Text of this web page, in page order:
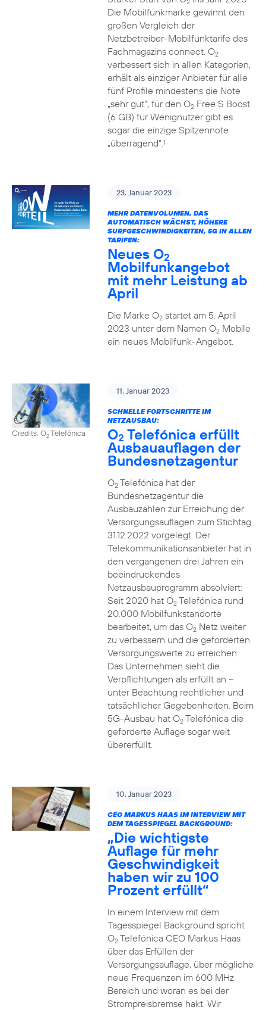
2
Die Mobilfunkmarke gewinnt den
großen Vergleich der
Netzbetreiber-Mobilfunktarife des
Fachmagazins connect. O2
verbessert sich in allen Kategorien,
erhält als einziger Anbieter für alle
fünf Profile mindestens die Note
„sehr gut“, für den O2Free S Boost
(6 GB) für Wenignutzer gibt es
sogar die einzige Spitzennote
„überragend“.1
23. Januar 2023
MEHR DATENVOLUMEN, DAS
AUTOMATISCH WÄCHST, HÖHERE
SURFGESCHWINDIGKEITEN, 5G IN ALLEN
TARIFEN:
Neues O2
Mobilfunkangebot
mit mehr Leistung ab
April
Die Marke O2startet am 5. April
2023 unter dem Namen O2Mobile
ein neues Mobilfunk-Angebot.
Credits: O2Telefónica
11. Januar 2023
SCHNELLE FORTSCHRITTE IM
NETZAUSBAU:
O2 Telefónica erfüllt
Ausbauauflagen der
Bundesnetzagentur
O2Telefónica hat der
Bundesnetzagentur die
Ausbauzahlen zur Erreichung der
Versorgungsauflagen zum Stichtag
31.12.2022 vorgelegt. Der
Telekommunikationsanbieter hat in
den vergangenen drei Jahren ein
beeindruckendes
Netzausbauprogramm absolviert:
Seit 2020 hat O2Telefónica rund
20.000 Mobilfunkstandorte
bearbeitet, um das O2Netz weiter
zu verbessern und die geforderten
Versorgungswerte zu erreichen.
Das Unternehmen sieht die
Verpflichtungen als erfüllt an –
unter Beachtung rechtlicher und
tatsächlicher Gegebenheiten. Beim
5G-Ausbau hat O2Telefónica die
geforderte Auflage sogar weit
übererfüllt.
10. Januar 2023
CEO MARKUS HAAS IM INTERVIEW MIT
DEM TAGESSPIEGEL BACKGROUND:
„Die wichtigste
Auflage für mehr
Geschwindigkeit
haben wir zu 100
Prozent erfüllt“
In einem Interview mit dem
Tagesspiegel Background spricht
O2Telefónica CEO Markus Haas
über das Erfüllen der
Versorgungsauflage, über mögliche
neue Frequenzen im 600 MHz
Bereich und woran es bei der
Strompreisbremse hakt. Wir